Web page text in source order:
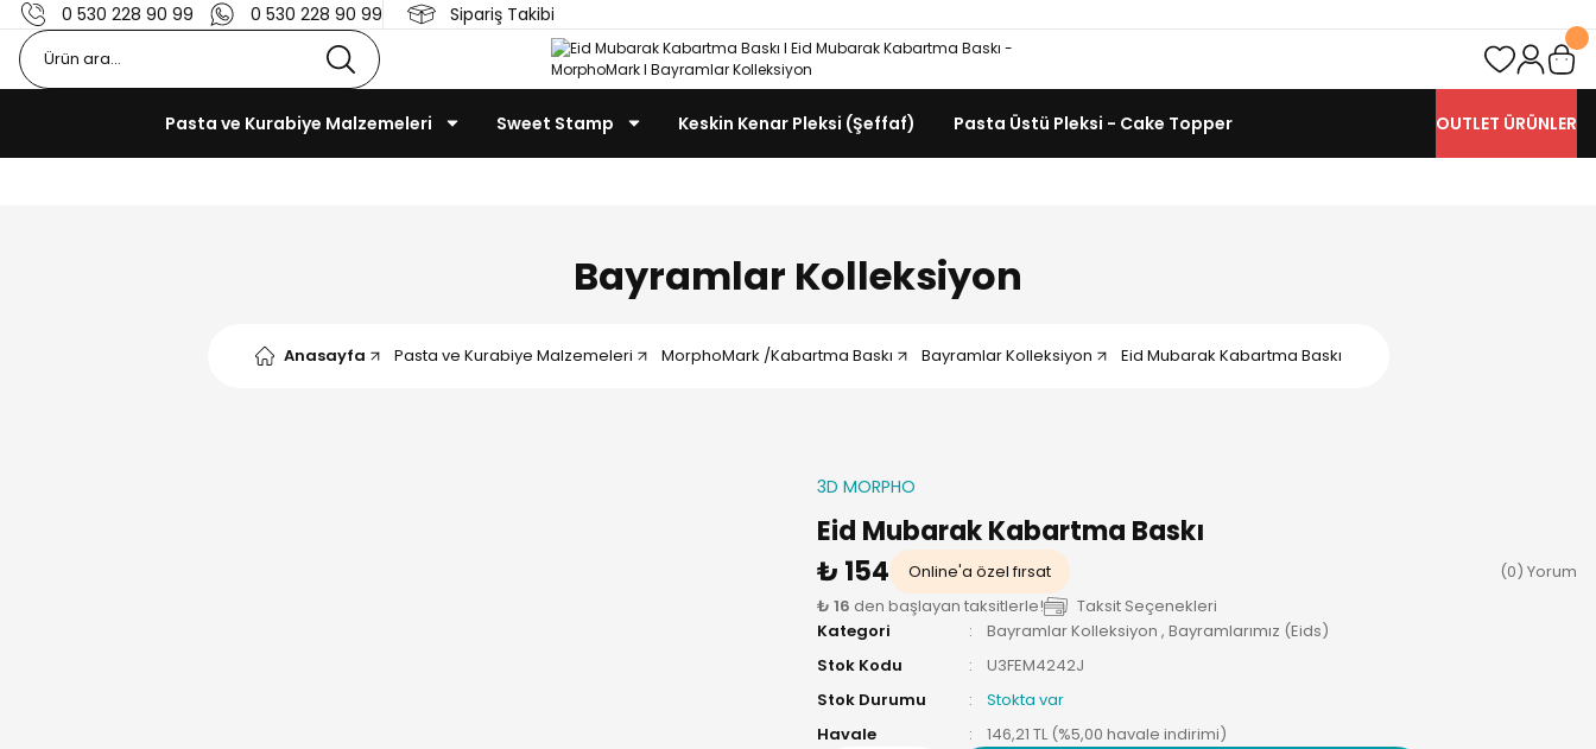
0 530 228 90 99 0 530 228 90 99 Sipariş Takibi
Pasta ve Kurabiye Malzemeleri Sweet Stamp Keskin Kenar Pleksi (Şeffaf) Pasta Üstü Pleksi - Cake Topper OUTLET ÜRÜNLER
Bayramlar Kolleksiyon
Anasayfa Pasta ve Kurabiye Malzemeleri MorphoMark /Kabartma Baskı Bayramlar Kolleksiyon Eid Mubarak Kabartma Baskı
3D MORPHO
Eid Mubarak Kabartma Baskı
₺ 154
Online'a özel fırsat
(0) Yorum
₺ 16 den başlayan taksitlerle!
Taksit Seçenekleri
Kategori
Bayramlar Kolleksiyon , Bayramlarımız (Eids)
Stok Kodu
U3FEM4242J
Stok Durumu
Stokta var
Havale
146,21 TL (%5,00 havale indirimi)